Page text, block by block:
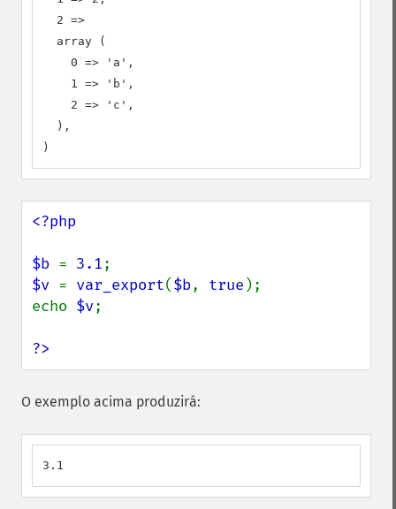
  2 =>
  array (
    0 => 'a',
    1 => 'b',
    2 => 'c',
  ),
)
<?php
$b = 3.1
$v = var_export($b, true );
echo $v;
?>
O exemplo acima produzirá:
3.1